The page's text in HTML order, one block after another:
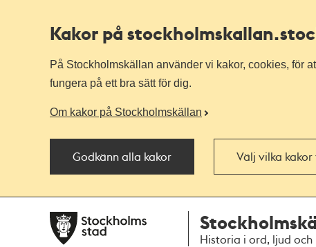
Kakor på stockholmskallan
På Stockholmskällan använder vi kakor, cookies, för
fungera på ett bra sätt för dig.
Om kakor på Stockholmskällan
Godkänn alla kakor Välj vilka
navigationen
huvudinnehållet
Historia i ord, ljud och